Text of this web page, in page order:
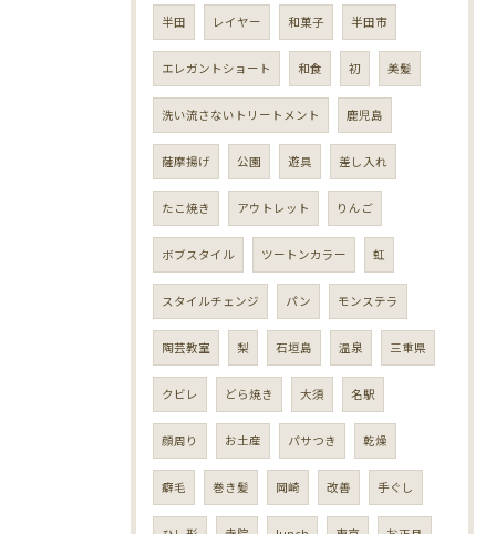
半田 レイヤー 和菓子 半田市
エレガントショート 和食 初 美髪
洗い流さないトリートメント 鹿児島
薩摩揚げ 公園 遊具 差し入れ
たこ焼き アウトレット りんご
ボブスタイル ツートンカラー 虹
スタイルチェンジ パン モンステラ
陶芸教室 梨 石垣島 温泉 三重県
クビレ どら焼き 大須 名駅
顔周り お土産 パサつき 乾燥
癖毛 巻き髪 岡崎 改善 手ぐし